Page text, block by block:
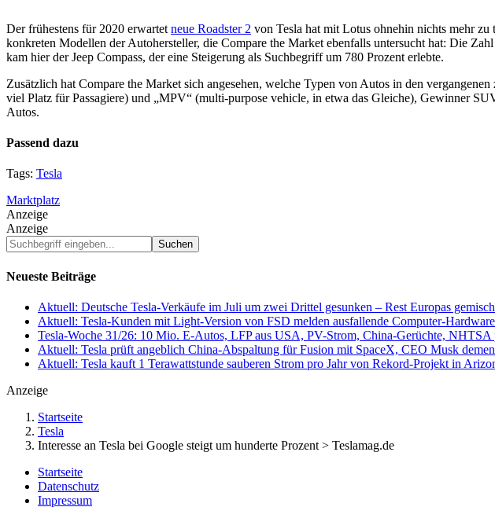
Der frühestens für 2020 erwartet neue Roadster 2 von Tesla hat mit Lotus ohnehin nichts mehr
konkreten Modellen der Autohersteller, die Compare the Market ebenfalls untersucht hat: Die
kam hier der Jeep Compass, der eine Steigerung als Suchbegriff um 780 Prozent erlebte.
Zusätzlich hat Compare the Market sich angesehen, welche Typen von Autos in den
viel Platz für Passagiere) und „MPV“ (multi-purpose vehicle, in etwa das Gleiche), Gewinner
Autos.
Passend dazu
Tags: Tesla
Marktplatz
Anzeige
Anzeige
Suchbegriff
eingeben...
Neueste Beiträge
Aktuell: Deutsche Tesla-Verkäufe im Juli um zwei Drittel gesunken – Rest Europas
Aktuell: Tesla-Kunden mit Light-Version von FSD melden ausfallende Computer-Hardware
Tesla-Woche 31/26: 10 Mio. E-Autos, LFP aus USA, PV-Strom, China-Gerüchte, NHTSA
Aktuell: Tesla prüft angeblich China-Abspaltung für Fusion mit SpaceX, CEO Musk
Aktuell: Tesla kauft 1 Terawattstunde sauberen Strom pro Jahr von Rekord-Projekt in
Anzeige
Startseite
Tesla
Interesse an Tesla bei Google steigt um hunderte Prozent > Teslamag.de
Startseite
Datenschutz
Impressum